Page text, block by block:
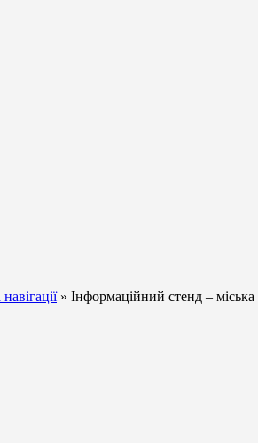
» Інформаційний стенд – міська